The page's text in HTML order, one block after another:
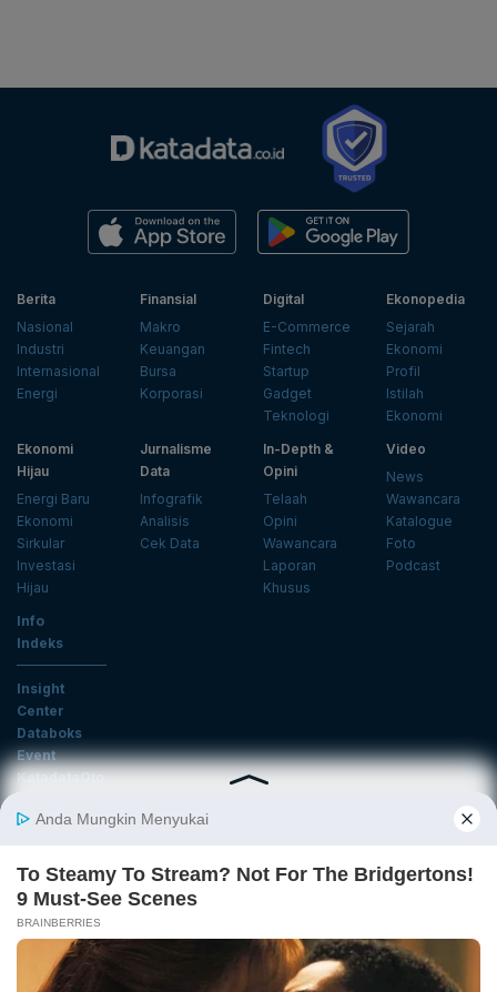
Berita
Nasional
Industri
Internasional
Energi
Finansial
Makro
Keuangan
Bursa
Korporasi
Digital
E-Commerce
Fintech
Startup
Gadget
Teknologi
Ekonopedia
Sejarah
Ekonomi
Profil
Istilah
Ekonomi
Ekonomi
Hijau
Energi Baru
Ekonomi
Sirkular
Investasi
Hijau
Jurnalisme
Data
Infografik
Analisis
Cek Data
In-Depth &
Opini
Telaah
Opini
Wawancara
Laporan
Khusus
Video
News
Wawancara
Katalogue
Foto
Podcast
Info
Indeks
Insight
Center
Databoks
Event
KatadataOto
Email
Daftar